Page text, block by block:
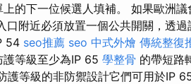
的下一位候選人填補。 如果歐洲
口附近必須放置一個公共開關，透
54 seo推薦 seo 中式外燴 傳統整復
等級至少為IP 65 學整骨 的帶短路
護等級的非防禦設計它們可用於IP